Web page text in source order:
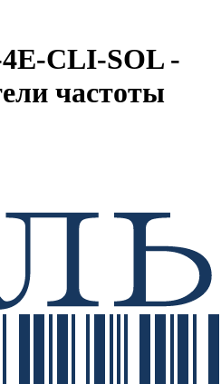
CLI-SOL -
частоты